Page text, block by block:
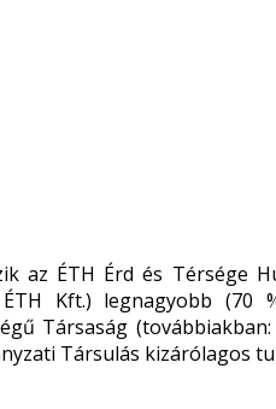
az ÉTH Érd és Térsége
Kft.) legnagyobb (70
Társaság
Társulás kizárólagos